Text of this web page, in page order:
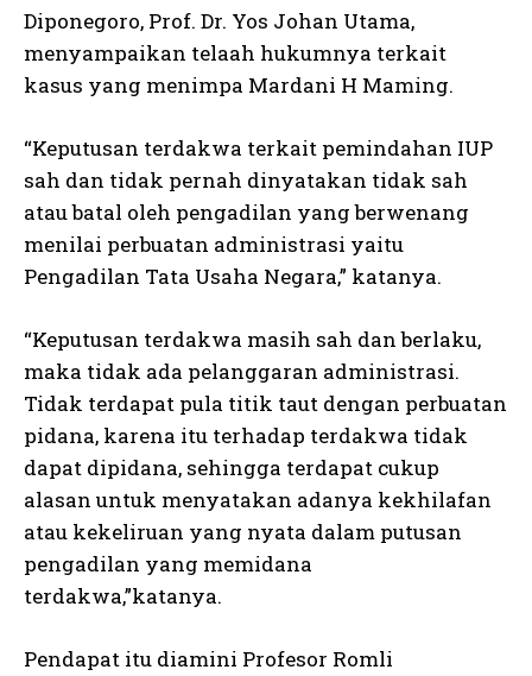
Diponegoro, Prof. Dr. Yos Johan Utama,
menyampaikan telaah hukumnya terkait
kasus yang menimpa Mardani H Maming.
“Keputusan terdakwa terkait pemindahan IUP
sah dan tidak pernah dinyatakan tidak sah
atau batal oleh pengadilan yang berwenang
menilai perbuatan administrasi yaitu
Pengadilan Tata Usaha Negara,” katanya.
“Keputusan terdakwa masih sah dan berlaku,
maka tidak ada pelanggaran administrasi.
Tidak terdapat pula titik taut dengan perbuatan
pidana, karena itu terhadap terdakwa tidak
dapat dipidana, sehingga terdapat cukup
alasan untuk menyatakan adanya kekhilafan
atau kekeliruan yang nyata dalam putusan
pengadilan yang memidana
terdakwa,”katanya.
Pendapat itu diamini Profesor Romli